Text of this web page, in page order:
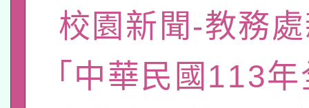
pilot」
有關大陸委員會函釋公
薪期間赴陸應申請許可
轉知經濟部水利署委託
業技術研究院辦理「
115年8月22日(星期六
校園新聞-教務
「中華民國113